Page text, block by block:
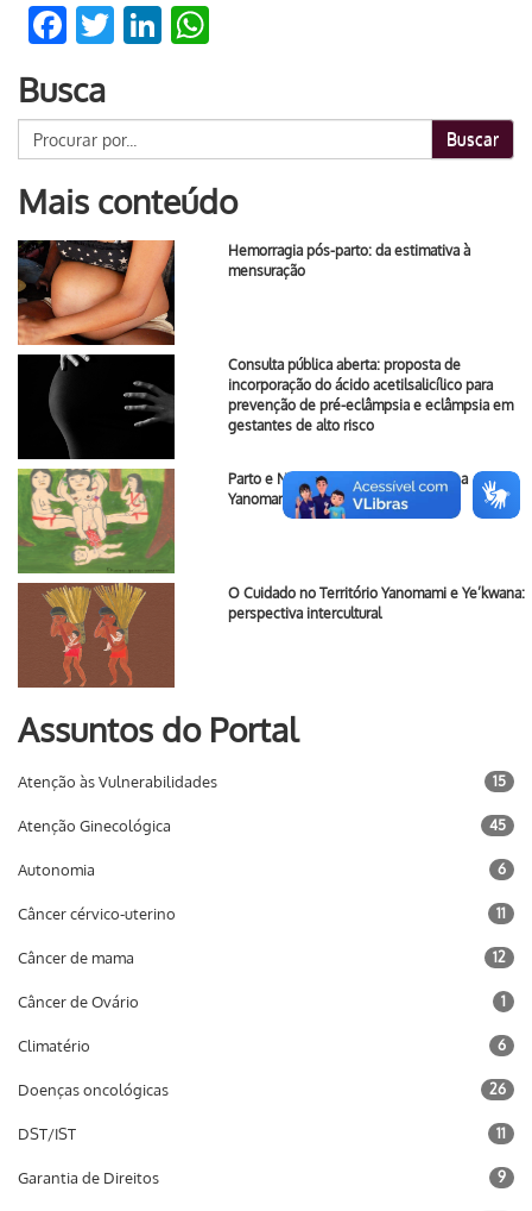
Facebook
TwitterLinkedIn
Busca
Buscar
Mais conteúdo
Hemorragia pós-parto: da estimativa à
mensuração
Consulta pública aberta: proposta de
incorporação do ácido acetilsalicílico para
prevenção de pré-eclâmpsia e eclâmpsia em
gestantes de alto risco
Parto e Nascimento na Terra Indígena
Yanomami e Ye’kwana
O Cuidado no Território Yanomami e Ye’kwana:
perspectiva intercultural
Assuntos do Portal
Atenção às Vulnerabilidades 15
Atenção Ginecológica 45
Autonomia 6
Câncer cérvico-uterino 11
Câncer de mama 12
Câncer de Ovário 1
Climatério 6
Doenças oncológicas 26
DST/IST 11
Garantia de Direitos 9